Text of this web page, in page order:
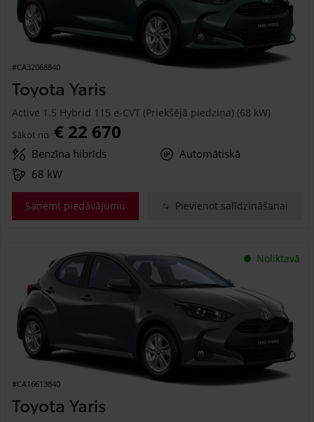
#CA32068840
Toyota Yaris
Active 1.5 Hybrid 115 e-CVT (Priekšējā piedziņa) (68 kW)
Sākot no € 22 670
Benzīna hibrīds
Automātiskā
68 kW
Saņemt piedāvājumu Pievienot salīdzināšanai
Noliktavā
#CA16613840
Toyota Yaris